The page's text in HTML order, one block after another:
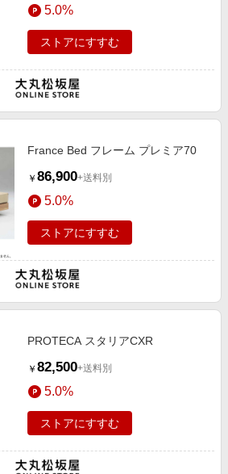
5.0%
ストアにすすむ
France Bed フレーム プレミア70
￥ 86,900+送料別
5.0%
ストアにすすむ
PROTECA スタリアCXR
￥ 82,500+送料別
5.0%
ストアにすすむ